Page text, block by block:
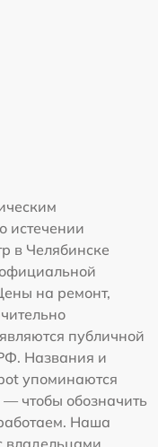
истечении
в Челябинске
на ремонт,
публичной
Названия и
упоминаются
чтобы обозначить
Наша